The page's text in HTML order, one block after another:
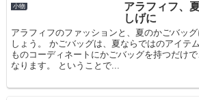
小物
アラフィフ、
しげに
アラフィフのファッションと、夏のかごバッ
しょう。 かごバッグは、夏ならではのアイテ
ものコーディネートにかごバッグを持つだけ
なります。 ということで...